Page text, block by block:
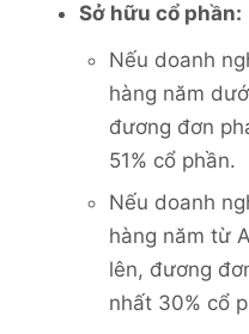
Sở hữu cổ phần:
Nếu doanh
hàng năm
đương đơn
51% cổ phần.
Nếu doanh
hàng năm từ
lên, đương
nhất 30% cổ